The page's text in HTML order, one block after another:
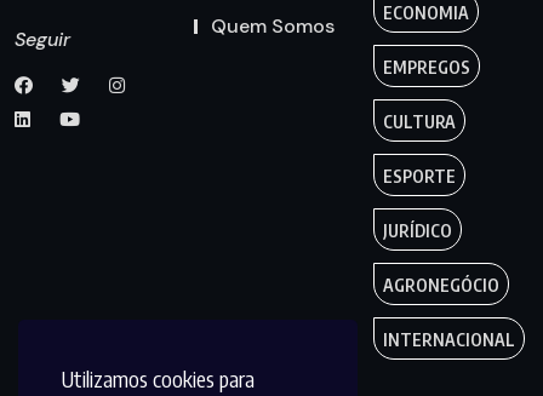
Utilizamos cookies para
Seguir
Quem Somos
ECONOMIA
EMPREGOS
CULTURA
ESPORTE
JURÍDICO
AGRONEGÓCIO
INTERNACIONAL